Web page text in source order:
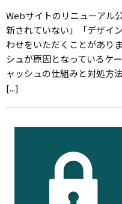
Webサイトのリニューアル
新されていない」「デザイ
わせをいただくことがあり
シュが原因となっているケ
ャッシュの仕組みと対処方
[...]